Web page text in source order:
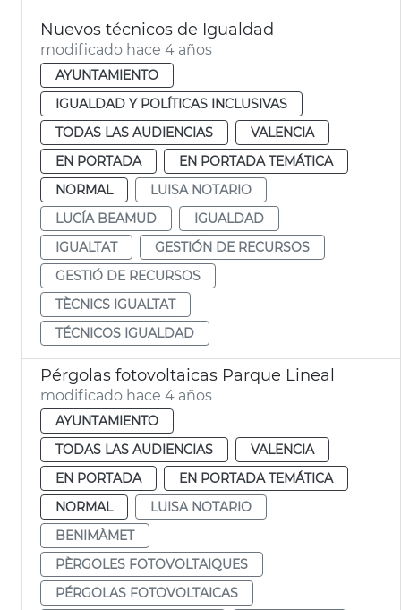
Nuevos técnicos de Igualdad
modificado hace 4 años
AYUNTAMIENTO
IGUALDAD Y POLÍTICAS INCLUSIVAS
TODAS LAS AUDIENCIAS
VALENCIA
EN PORTADA
EN PORTADA TEMÁTICA
NORMAL
LUISA NOTARIO
LUCÍA BEAMUD
IGUALDAD
IGUALTAT
GESTIÓN DE RECURSOS
GESTIÓ DE RECURSOS
TÈCNICS IGUALTAT
TÉCNICOS IGUALDAD
Pérgolas fotovoltaicas Parque Lineal
modificado hace 4 años
AYUNTAMIENTO
TODAS LAS AUDIENCIAS
VALENCIA
EN PORTADA
EN PORTADA TEMÁTICA
NORMAL
LUISA NOTARIO
BENIMÀMET
PÈRGOLES FOTOVOLTAIQUES
PÉRGOLAS FOTOVOLTAICAS